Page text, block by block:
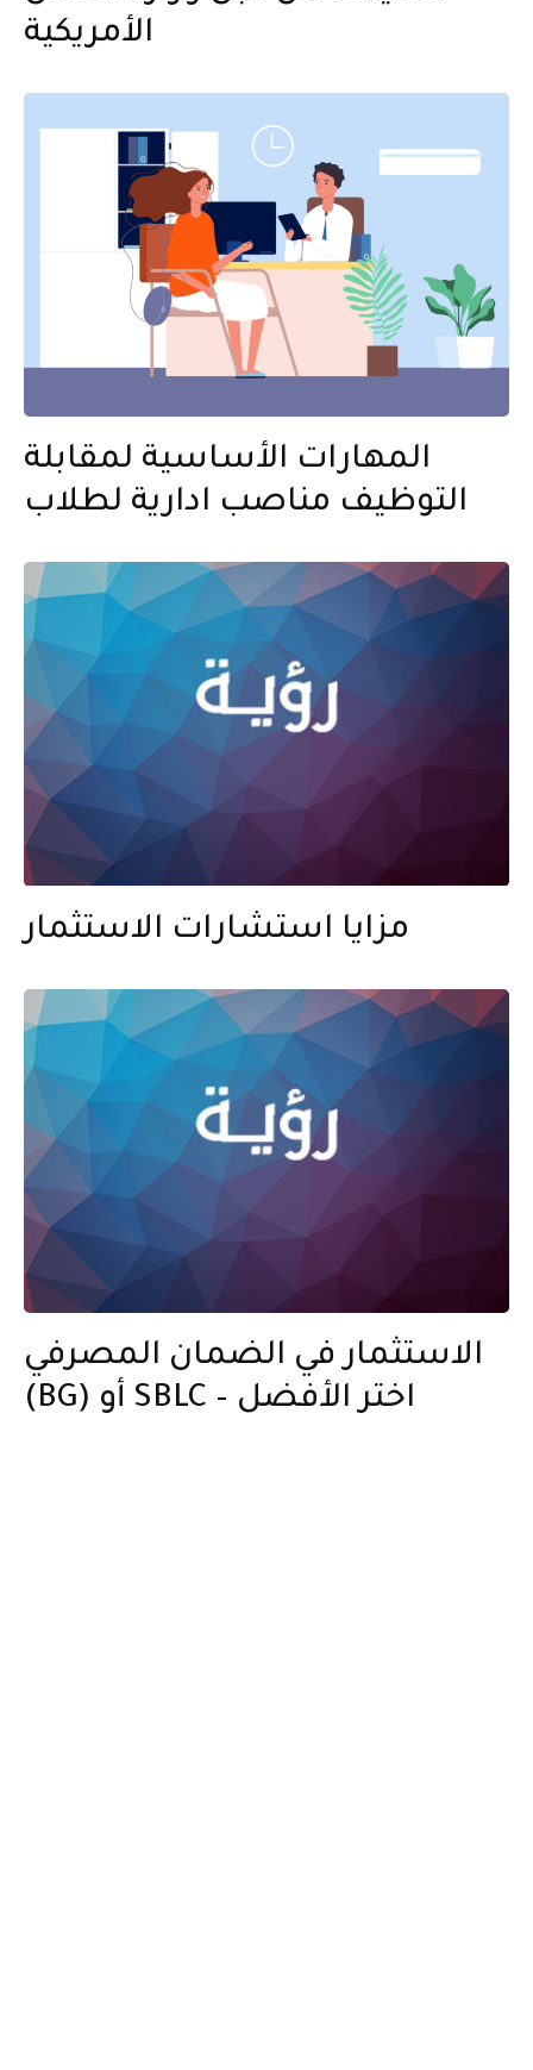
الأمريكية
المهارات الأساسية لمقابلة
التوظيف مناصب ادارية لطلاب
مزايا استشارات الاستثمار
الاستثمار في الضمان المصرفي
(BG) أو SBLC – اختر الأفضل